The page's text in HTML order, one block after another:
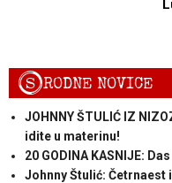
SRODNE NOVICE
JOHNNY ŠTULIĆ IZ
idite u materinu!
20 GODINA KASNIJE:
Johnny Štulić: Četrnaest